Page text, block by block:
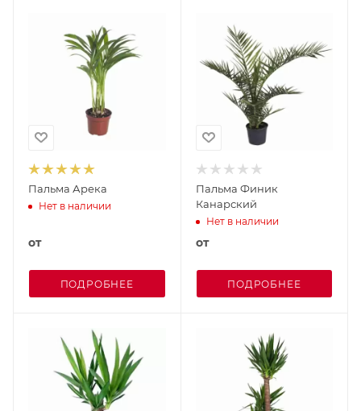
Пальма Арека
Нет в наличии
от
ПОДРОБНЕЕ
Пальма Финик
Канарский
Нет в наличии
от
ПОДРОБНЕЕ